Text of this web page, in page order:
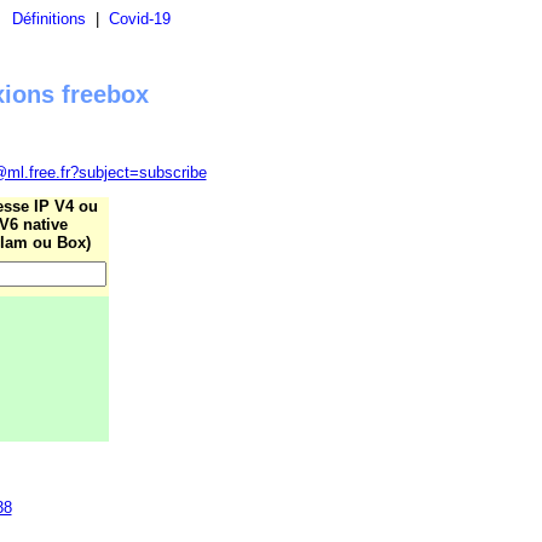
Définitions Covid-19
freebox
IP V4 ou
V6 native
ou Box)